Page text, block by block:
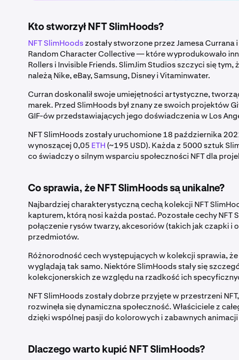
Kto stworzył NFT SlimHoods?
NFT SlimHoodszostały stworzone przez Jamesa Currana
Random Character Collective — które wyprodukowało
Rollers i Invisible Friends. SlimJim Studios szczyci się tym,
należą Nike, eBay, Samsung, Disney i Vitaminwater.
Curran doskonalił swoje umiejętności artystyczne,
marek. Przed SlimHoods był znany ze swoich projektów
GIF-ów przedstawiających jego doświadczenia w Los
NFT SlimHoods zostały uruchomione 18 października
wynoszącej 0,05 ETH (~195 USD). Każda z 5000 sztuk
co świadczy o silnym wsparciu społeczności NFT dla
Co sprawia, że NFT SlimHoods są unikalne?
Najbardziej charakterystyczną cechą kolekcji NFT
kapturem, którą nosi każda postać. Pozostałe cechy NFT
połączenie rysów twarzy, akcesoriów (takich jak czapki i
przedmiotów.
Różnorodność cech występujących w kolekcji sprawia,
wyglądają tak samo. Niektóre SlimHoods stały się
kolekcjonerskich ze względu na rzadkość ich
NFT SlimHoods zostały dobrze przyjęte w przestrzeni
rozwinęła się dynamiczna społeczność. Właściciele z
dzięki wspólnej pasji do kolorowych i zabawnych
Dlaczego warto kupić NFT SlimHoods?